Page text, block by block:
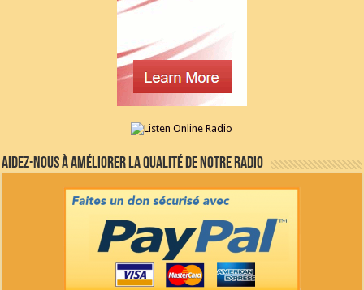
Aidez-nous à améliorer la qualité de notre radio